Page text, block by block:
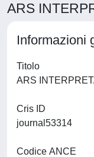
ARS
Informazioni
Titolo
Cris ID
Codice ANCE